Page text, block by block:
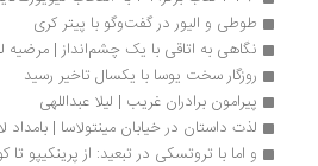
طوطی و الیور در گفت‌وگو با پیتر کری
نگاهی به اتاقی با یک چشم‌انداز | مرضیه لشکری
روزگار سخت یوسا با یکسال تاخیر رسید
پیرامون برادران غریب | لیلا عبداللهی
لذت داستان در خیابان مینتولاسا | بامداد لاجوردی